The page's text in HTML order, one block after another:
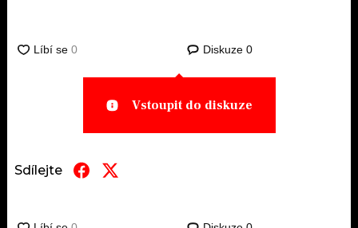
Diskuze 0
Vstoupit do diskuze
Sdílejte